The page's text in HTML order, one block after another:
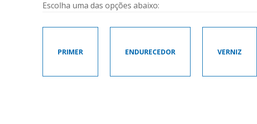
Escolha uma das opções abaixo:
PRIMER ENDURECEDOR VERNIZ